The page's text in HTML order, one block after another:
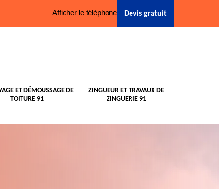
Afficher le téléphone Devis gratuit
ET DÉMOUSSAGE DE
TOITURE 91
ZINGUEUR ET TRAVAUX DE
ZINGUERIE 91